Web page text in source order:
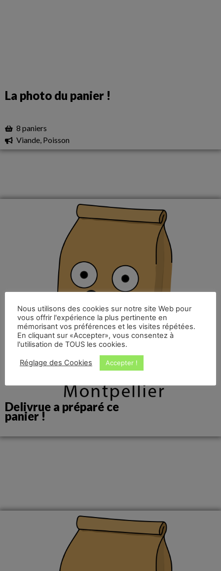
La photo du panier !
8 paniers
Viande, Poisson
Delivrue a préparé ce
panier !
Nous utilisons des cookies sur notre site Web pour
vous offrir l'expérience la plus pertinente en
mémorisant vos préférences et les visites répétées.
En cliquant sur «Accepter», vous consentez à
l'utilisation de TOUS les cookies.
Réglage des Cookies Accepter !